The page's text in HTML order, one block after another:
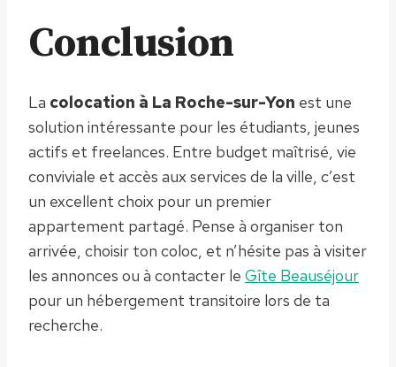
Conclusion
La colocation à La Roche-sur-Yon est une
solution intéressante pour les étudiants, jeunes
actifs et freelances. Entre budget maîtrisé, vie
conviviale et accès aux services de la ville, c’est
un excellent choix pour un premier
appartement partagé. Pense à organiser ton
arrivée, choisir ton coloc, et n’hésite pas à visiter
les annonces ou à contacter le Gîte Beauséjour
pour un hébergement transitoire lors de ta
recherche.